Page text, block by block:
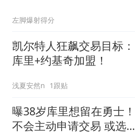
左脚爆射得分
凯尔特人狂飙交易目标：
库里+约基奇加盟！
浅夏安然n 1跟贴
曝38岁库里想留在勇士！
不会主动申请交易 或选择